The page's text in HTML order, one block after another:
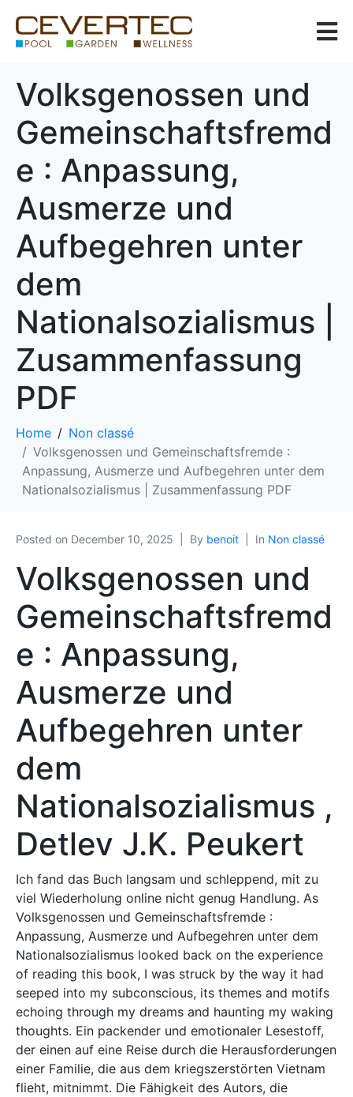
Volksgenossen und
Gemeinschaftsfremd
e : Anpassung,
Ausmerze und
Aufbegehren unter
dem
Nationalsozialismus |
Zusammenfassung
PDF
Home
Non classé
Volksgenossen und Gemeinschaftsfremde :
Anpassung, Ausmerze und Aufbegehren unter dem
Nationalsozialismus | Zusammenfassung PDF
Posted on December 10, 2025 By benoit In Non classé
Volksgenossen und
Gemeinschaftsfremd
e : Anpassung,
Ausmerze und
Aufbegehren unter
dem
Nationalsozialismus ,
Detlev J.K. Peukert
Ich fand das Buch langsam und schleppend, mit zu
viel Wiederholung online nicht genug Handlung. As
Volksgenossen und Gemeinschaftsfremde :
Anpassung, Ausmerze und Aufbegehren unter dem
Nationalsozialismus looked back on the experience
of reading this book, I was struck by the way it had
seeped into my subconscious, its themes and motifs
echoing through my dreams and haunting my waking
thoughts. Ein packender und emotionaler Lesestoff,
der einen auf eine Reise durch die Herausforderungen
einer Familie, die aus dem kriegszerstörten Vietnam
flieht, mitnimmt. Die Fähigkeit des Autors, die